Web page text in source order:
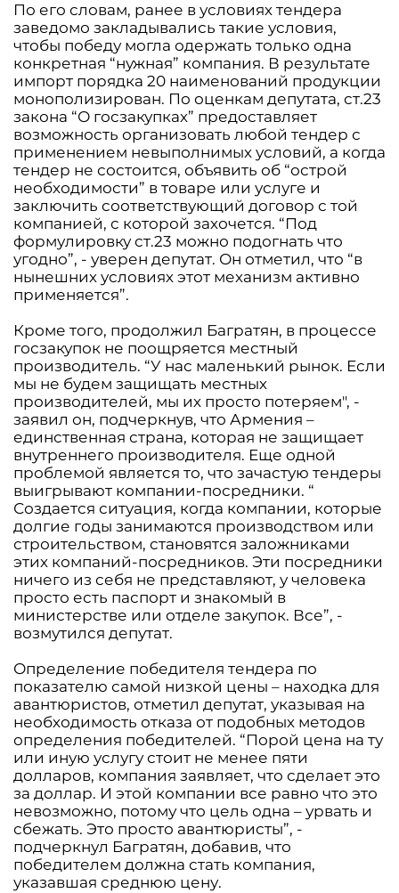
По его словам, ранее в условиях тендера
заведомо закладывались такие условия,
чтобы победу могла одержать только одна
конкретная “нужная” компания. В результате
импорт порядка 20 наименований продукции
монополизирован. По оценкам депутата, ст.23
закона “О госзакупках” предоставляет
возможность организовать любой тендер с
применением невыполнимых условий, а когда
тендер не состоится, объявить об “острой
необходимости” в товаре или услуге и
заключить соответствующий договор с той
компанией, с которой захочется. “Под
формулировку ст.23 можно подогнать что
угодно”, - уверен депутат. Он отметил, что “в
нынешних условиях этот механизм активно
применяется”.
Кроме того, продолжил Багратян, в процессе
госзакупок не поощряется местный
производитель. “У нас маленький рынок. Если
мы не будем защищать местных
производителей, мы их просто потеряем", -
заявил он, подчеркнув, что Армения –
единственная страна, которая не защищает
внутреннего производителя. Еще одной
проблемой является то, что зачастую тендеры
выигрывают компании-посредники. “
Создается ситуация, когда компании, которые
долгие годы занимаются производством или
строительством, становятся заложниками
этих компаний-посредников. Эти посредники
ничего из себя не представляют, у человека
просто есть паспорт и знакомый в
министерстве или отделе закупок. Все”, -
возмутился депутат.
Определение победителя тендера по
показателю самой низкой цены – находка для
авантюристов, отметил депутат, указывая на
необходимость отказа от подобных методов
определения победителей. “Порой цена на ту
или иную услугу стоит не менее пяти
долларов, компания заявляет, что сделает это
за доллар. И этой компании все равно что это
невозможно, потому что цель одна – урвать и
сбежать. Это просто авантюристы”, -
подчеркнул Багратян, добавив, что
победителем должна стать компания,
указавшая среднюю цену.